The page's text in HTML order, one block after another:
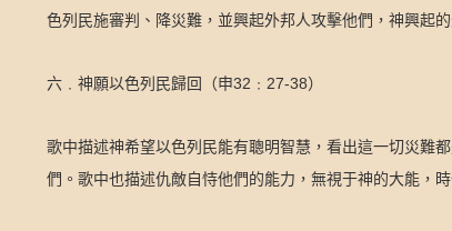
色列民施審判、降災難，並興起外邦人攻擊他們，神興起
六﹒神願以色列民歸回（申32 ﹕ 27-38）
歌中描述神希望以色列民能有聰明智慧，看出這一切災難
們。歌中也描述仇敵自恃他們的能力，無視于神的大能，